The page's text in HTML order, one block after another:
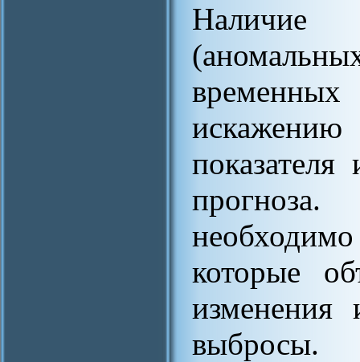
прогноза.
которые
изменения
выбросы.